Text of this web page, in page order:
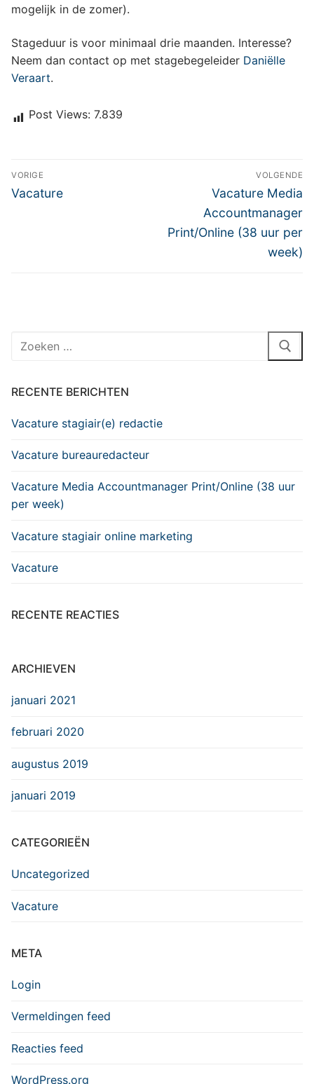
mogelijk in de zomer).
Stageduur is voor minimaal drie maanden. Interesse?
Neem dan contact op met stagebegeleider Daniëlle
Veraart.
Post Views: 7.839
Bericht
navigatie
VORIGE
Vorig
Vacature
VOLGENDE
Volgend
bericht:
Vacature Media
Accountmanager
Print/Online (38 uur per
week)
Zoeken
RECENTE BERICHTEN
Vacature stagiair(e) redactie
Vacature bureauredacteur
Vacature Media Accountmanager Print/Online (38 uur
per week)
Vacature stagiair online marketing
Vacature
RECENTE REACTIES
ARCHIEVEN
januari 2021
februari 2020
augustus 2019
januari 2019
CATEGORIEËN
Uncategorized
Vacature
META
Login
Vermeldingen feed
Reacties feed
WordPress.org